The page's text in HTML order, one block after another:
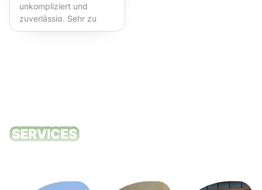
unkompliziert und
zuverlässig. Sehr zu
empfehlen!